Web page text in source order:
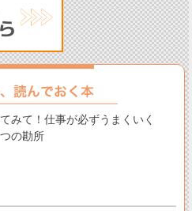
みて！仕事が必ずうまくいく
の勘所